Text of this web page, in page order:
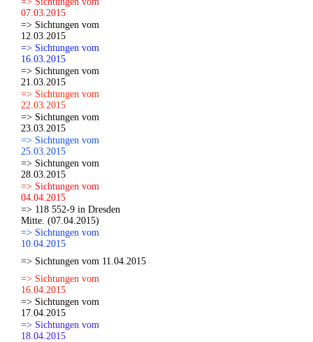
07.03.2015
=> Sichtungen vom
12.03.2015
=> Sichtungen vom
16.03.2015
=> Sichtungen vom
21.03.2015
=> Sichtungen vom
22.03.2015
=> Sichtungen vom
23.03.2015
=> Sichtungen vom
25.03.2015
=> Sichtungen vom
28.03.2015
=> Sichtungen vom
04.04.2015
=> 118 552-9 in Dresden
Mitte. (07.04.2015)
=> Sichtungen vom
10.04.2015
=> Sichtungen vom 11.04.2015
=> Sichtungen vom
16.04.2015
=> Sichtungen vom
17.04.2015
=> Sichtungen vom
18.04.2015